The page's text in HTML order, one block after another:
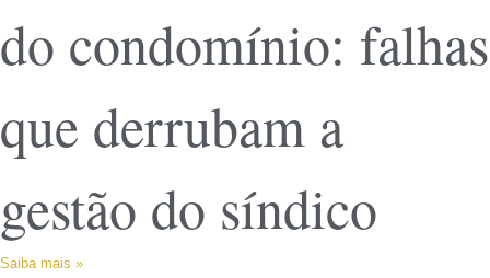
do condomínio: falhas
que derrubam a
gestão do síndico
Saiba mais »